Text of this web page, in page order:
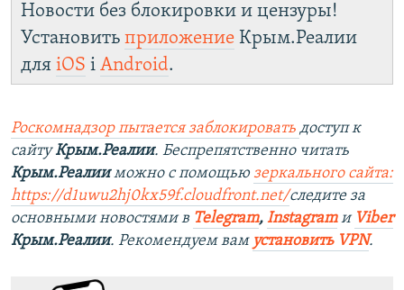
Новости без блокировки и цензуры!
Установить приложение Крым.Реалии
для iOS і Android.
Роскомнадзор пытается заблокировать доступ к
сайтуКрым.Реалии. Беспрепятственно читать
Крым.Реалииможно с помощью зеркального сайта:
https://d1uwu2hj0kx59f.cloudfront.net/следите за
основными новостями в Telegram, Instagramи Viber
Крым.Реалии. Рекомендуем вам установить VPN.